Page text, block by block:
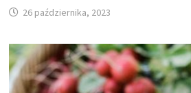
26 października, 2023